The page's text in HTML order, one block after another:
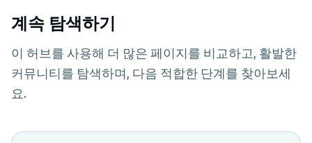
계속 탐색하기
이 허브를 사용해 더 많은 페이지를 비교하고, 활발한
커뮤니티를 탐색하며, 다음 적합한 단계를 찾아보세
요.